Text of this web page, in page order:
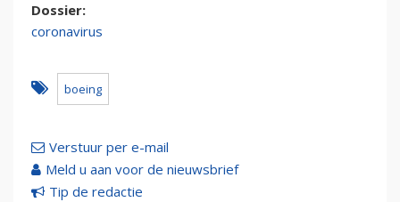
Dossier:
coronavirus
boeing
Verstuur per e-mail
Meld u aan voor de nieuwsbrief
Tip de redactie